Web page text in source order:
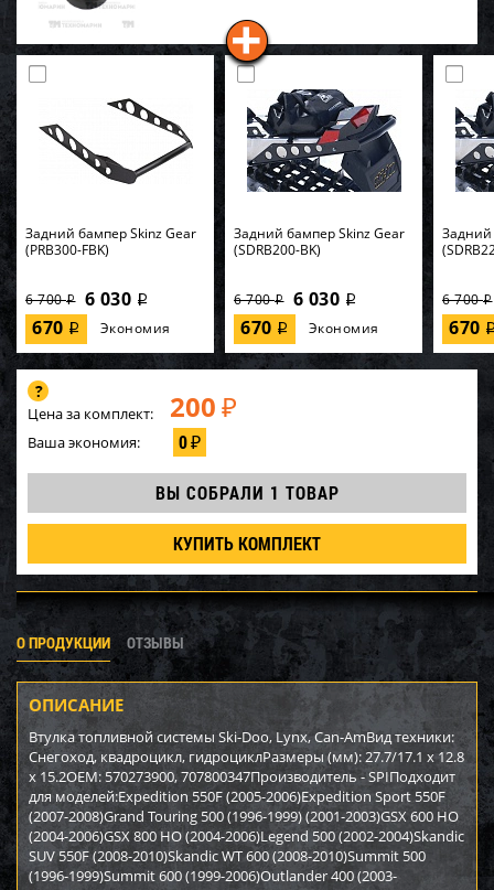
Задний бампер Skinz Gear
(PRB300-FBK)
6 700i 6 030 i
670 i Экономия
Задний бампер Skinz Gear
(SDRB200-BK)
6 700i 6 030 i
670 i Экономия
Задний
6 700i
670
Цена за комплект: 200 ₽
Ваша экономия: 0₽
ВЫ СОБРАЛИ 1 ТОВАР
КУПИТЬ КОМПЛЕКТ
О ПРОДУКЦИИ ОТЗЫВЫ
ОПИСАНИЕ
Втулка топливной системы Ski-Doo, Lynx, Can-AmВид техники:
Снегоход, квадроцикл, гидроциклРазмеры (мм): 27.7/17.1 х 12.8
х 15.2OEM: 570273900, 707800347Производитель - SPIПодходит
для моделей:Expedition 550F (2005-2006)Expedition Sport 550F
(2007-2008)Grand Touring 500 (1996-1999) (2001-2003)GSX 600 HO
(2004-2006)GSX 800 HO (2004-2006)Legend 500 (2002-2004)Skandic
SUV 550F (2008-2010)Skandic WT 600 (2008-2010)Summit 500
(1996-1999)Summit 600 (1999-2006)Outlander 400 (2003-